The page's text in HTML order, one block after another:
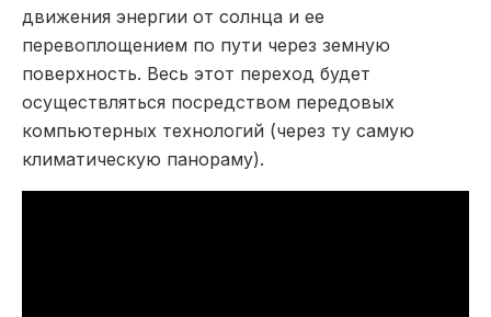
движения энергии от солнца и ее
перевоплощением по пути через земную
поверхность. Весь этот переход будет
осуществляться посредством передовых
компьютерных технологий (через ту самую
климатическую панораму).